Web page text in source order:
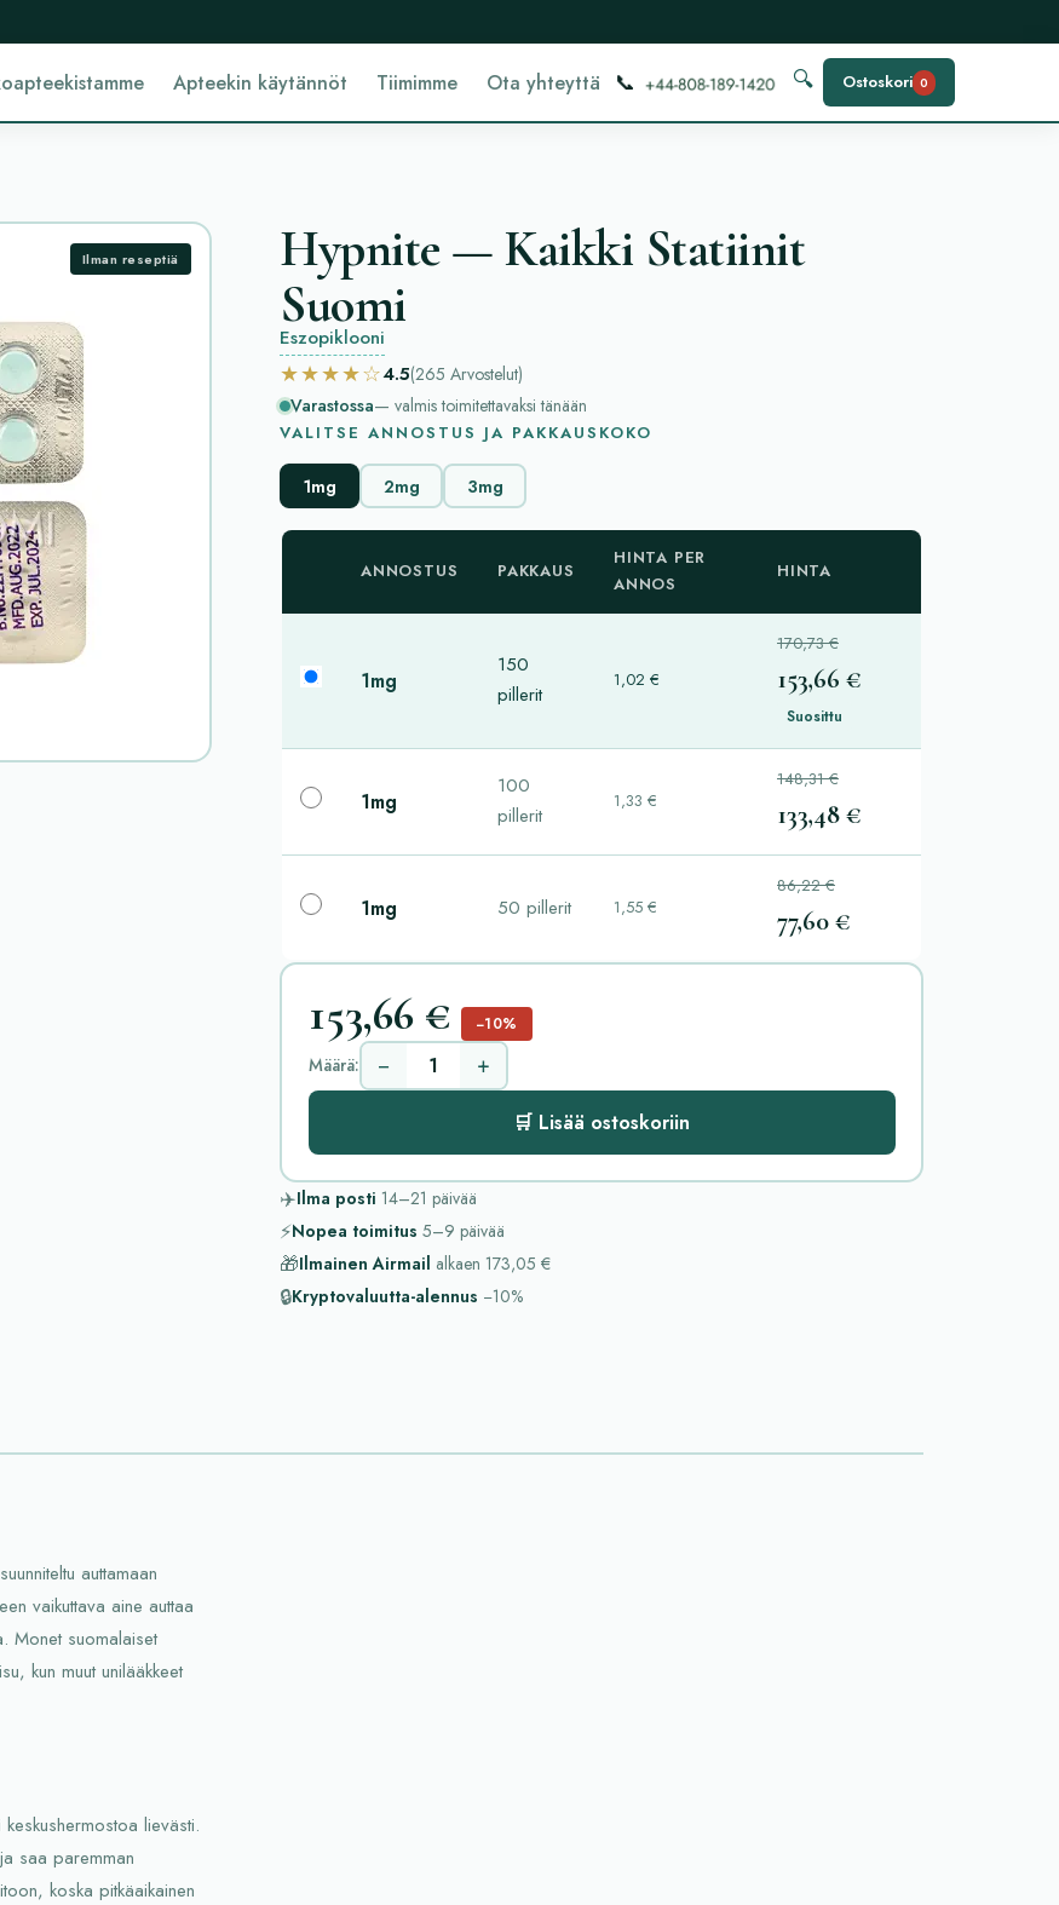
Apteekin käytännöt Tiimimme Ota yhteyttä 📞 🔍 Ostoskori 0
Ilman reseptiä
Hypnite — Kaikki Statiinit
Suomi
Eszopiklooni
★★★★☆4.5(265 Arvostelut)
Varastossa— valmis toimitettavaksi tänään
VALITSE ANNOSTUS JA PAKKAUSKOKO
1mg 2mg 3mg
ANNOSTUS PAKKAUS
HINTA PER
ANNOS
HINTA
1mg
150
pillerit
1,02 €
170,73 €
153,66 €
Suosittu
1mg
100
pillerit
1,33 €
148,31 €
133,48 €
1mg 50 pillerit 1,55 €
86,22 €
77,60 €
153,66 € −10%
Määrä: − +
🛒 Lisää ostoskoriin
✈️Ilma posti 14–21 päivää
⚡Nopea toimitus 5–9 päivää
🎁Ilmainen Airmail alkaen 173,05 €
🔒Kryptovaluutta-alennus −10%
auttamaan
vaikuttava aine auttaa
Monet suomalaiset
kun muut unilääkkeet
lievästi.
saa paremman
koska pitkäaikainen